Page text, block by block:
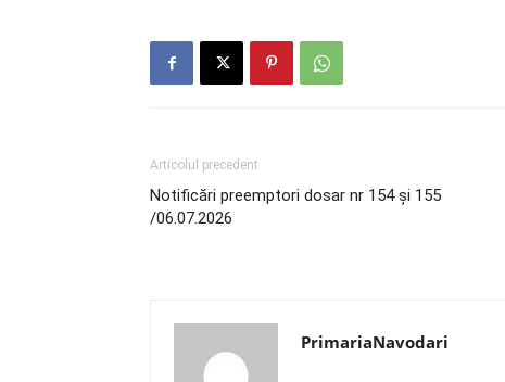
Articolul precedent
Notificări preemptori dosar nr 154 și 155
/06.07.2026
PrimariaNavodari